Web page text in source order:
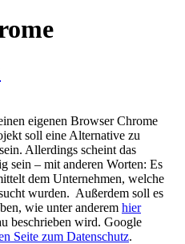
eigenen Browser Chrome
soll eine Alternative zu
Allerdings scheint das
sein – mit anderen Worten: Es
dem Unternehmen, welche
wurden. Außerdem soll es
wie unter anderem hier
beschrieben wird. Google
Seite zum Datenschutz.